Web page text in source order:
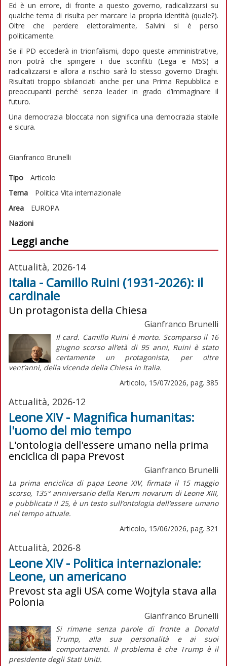
Ed è un errore, di fronte a questo governo, radicalizzarsi su
qualche tema di risulta per marcare la propria identità (quale?).
Oltre che perdere elettoralmente, Salvini si è perso
politicamente.
Se il PD eccederà in trionfalismi, dopo queste amministrative,
non potrà che spingere i due sconfitti (Lega e M5S) a
radicalizzarsi e allora a rischio sarà lo stesso governo Draghi.
Risultati troppo sbilanciati anche per una Prima Repubblica e
preoccupanti perché senza leader in grado d’immaginare il
futuro.
Una democrazia bloccata non significa una democrazia stabile
e sicura.
Gianfranco Brunelli
Tipo
Articolo
Tema
Politica Vita internazionale
Area
EUROPA
Nazioni
Leggi anche
Attualità, 2026-14
Italia - Camillo Ruini (1931-2026): il
cardinale
Un protagonista della Chiesa
Gianfranco Brunelli
Il card. Camillo Ruini è morto. Scomparso il 16
giugno scorso all’età di 95 anni, Ruini è stato
certamente un protagonista, per oltre
vent’anni, della vicenda della Chiesa in Italia.
Articolo, 15/07/2026, pag. 385
Attualità, 2026-12
Leone XIV - Magnifica humanitas:
l'uomo del mio tempo
L'ontologia dell'essere umano nella prima
enciclica di papa Prevost
Gianfranco Brunelli
La prima enciclica di papa Leone XIV, firmata il 15 maggio
scorso, 135° anniversario della Rerum novarumdi Leone XIII,
e pubblicata il 25, è un testo sull’ontologia dell’essere umano
nel tempo attuale.
Articolo, 15/06/2026, pag. 321
Attualità, 2026-8
Leone XIV - Politica internazionale:
Leone, un americano
Prevost sta agli USA come Wojtyla stava alla
Polonia
Gianfranco Brunelli
Si rimane senza parole di fronte a Donald
Trump, alla sua personalità e ai suoi
comportamenti. Il problema è che Trump è il
presidente degli Stati Uniti.